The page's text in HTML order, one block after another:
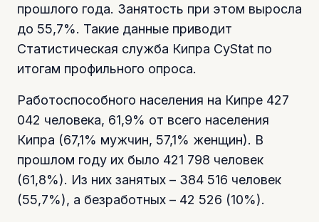
прошлого года. Занятость при этом выросла
до 55,7%. Такие данные приводит
Статистическая служба Кипра CyStat по
итогам профильного опроса.
Работоспособного населения на Кипре 427
042 человека, 61,9% от всего населения
Кипра (67,1% мужчин, 57,1% женщин). В
прошлом году их было 421 798 человек
(61,8%). Из них занятых – 384 516 человек
(55,7%), а безработных – 42 526 (10%).